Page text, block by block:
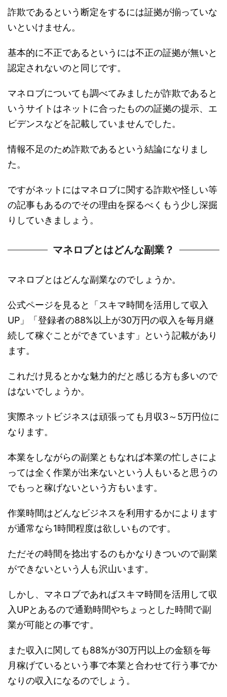
詐欺であるという断定をするには証拠が揃っていな
いといけません。
基本的に不正であるというには不正の証拠が無いと
認定されないのと同じです。
マネロブについても調べてみましたが詐欺であると
いうサイトはネットに合ったものの証拠の提示、エ
ビデンスなどを記載していませんでした。
情報不足のため詐欺であるという結論になりまし
た。
ですがネットにはマネロブに関する詐欺や怪しい等
の記事もあるのでその理由を探るべくもう少し深掘
りしていきましょう。
マネロブとはどんな副業？
マネロブとはどんな副業なのでしょうか。
公式ページを見ると「スキマ時間を活用して収入
UP」「登録者の88%以上が30万円の収入を毎月継
続して稼ぐことができています」という記載があり
ます。
これだけ見るとかな魅力的だと感じる方も多いので
はないでしょうか。
実際ネットビジネスは頑張っても月収3～5万円位に
なります。
本業をしながらの副業ともなれば本業の忙しさによ
っては全く作業が出来ないという人もいると思うの
でもっと稼げないという方もいます。
作業時間はどんなビジネスを利用するかによります
が通常なら1時間程度は欲しいものです。
ただその時間を捻出するのもかなりきついので副業
ができないという人も沢山います。
しかし、マネロブであればスキマ時間を活用して収
入UPとあるので通勤時間やちょっとした時間で副
業が可能との事です。
また収入に関しても88%が30万円以上の金額を毎
月稼げているという事で本業と合わせて行う事でか
なりの収入になるのでしょう。